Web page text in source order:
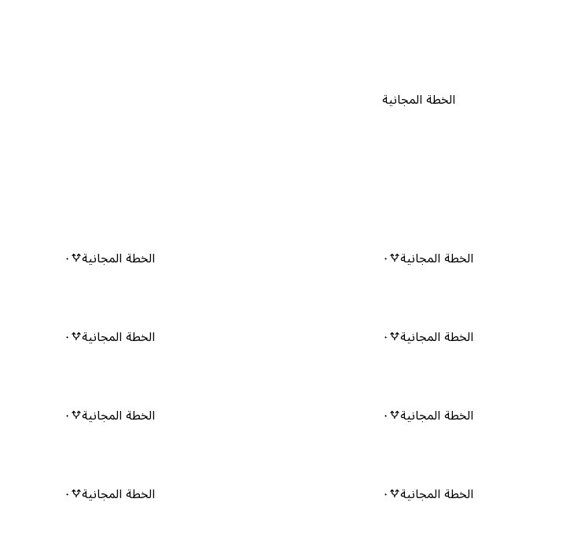
الخطة المجانية
الخطة المجانية ٠ الخطة المجانية ٠
الخطة المجانية ٠ الخطة المجانية ٠
الخطة المجانية ٠ الخطة المجانية ٠
الخطة المجانية ٠ الخطة المجانية ٠